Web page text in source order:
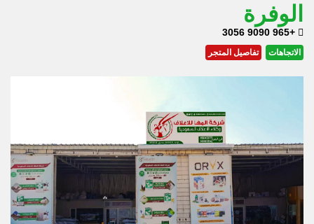
الوفرة
+965 9090 3056
الاتجاهات تفاصيل المتجر